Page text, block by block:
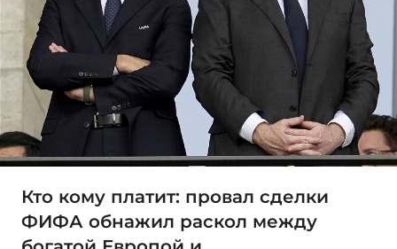
Кто кому платит: провал сделки
ФИФА обнажил раскол между